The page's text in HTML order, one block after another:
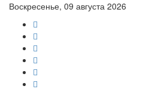
Воскресенье, 09 августа 2026